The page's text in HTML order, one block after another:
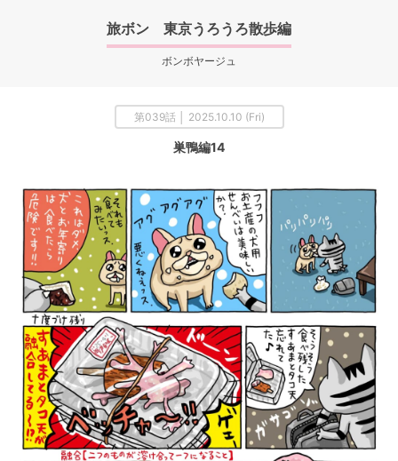
旅ボン 東京うろうろ散歩編
ボンボヤージュ
第039話 │ 2025.10.10 (Fri)
巣鴨編14